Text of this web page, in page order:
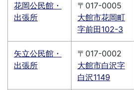
花岡公民館・
出張所
〒017-0005
大館市花岡町
字前田102-3
矢立公民館・
出張所
〒017-0002
大館市白沢字
白沢1149